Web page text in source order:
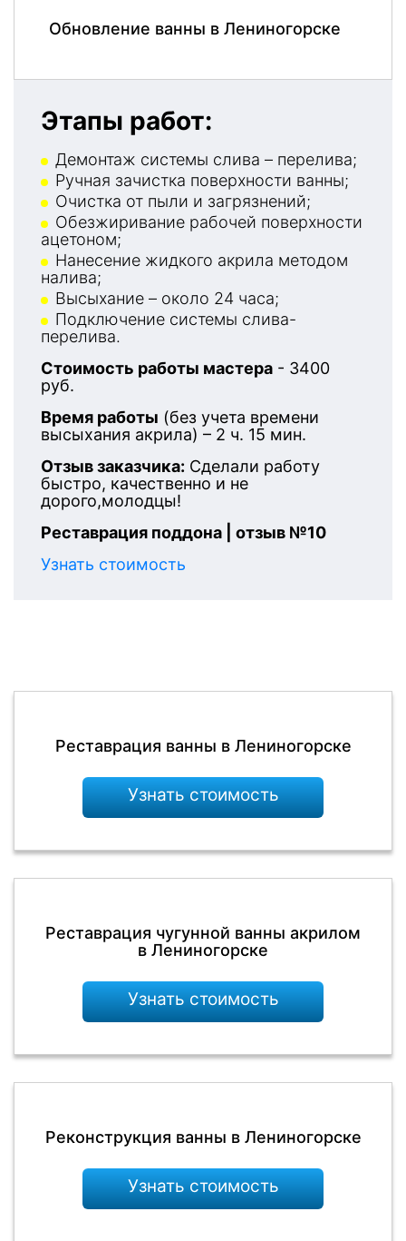
Обновление ванны в Лениногорске
Этапы работ:
Демонтаж системы слива – перелива;
Ручная зачистка поверхности ванны;
Очистка от пыли и загрязнений;
Обезжиривание рабочей поверхности
ацетоном;
Нанесение жидкого акрила методом
налива;
Высыхание – около 24 часа;
Подключение системы слива-
перелива.
Стоимость работы мастера - 3400
руб.
Время работы (без учета времени
высыхания акрила) – 2 ч. 15 мин.
Отзыв заказчика: Сделали работу
быстро, качественно и не
дорого,молодцы!
Реставрация поддона | отзыв №10
Узнать стоимость
Реставрация ванны в Лениногорске
Узнать стоимость
Реставрация чугунной ванны акрилом
в Лениногорске
Узнать стоимость
Реконструкция ванны в Лениногорске
Узнать стоимость